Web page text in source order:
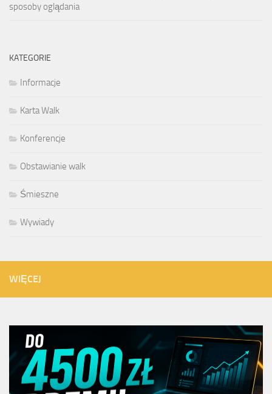
sposoby oglądania
KATEGORIE
Informacje
Karta Walk
Konferencje
Obstawianie walk
Śmieszne
Wywiady
WIĘCEJ